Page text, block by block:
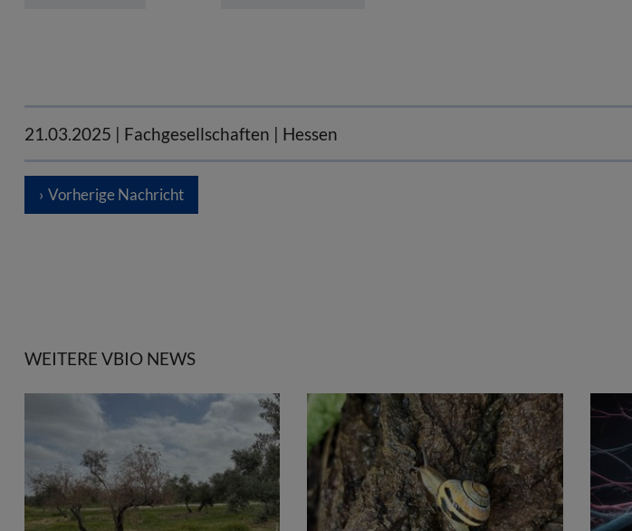
21.03.2025 | Fachgesellschaften | Hessen
Vorherige Nachricht
WEITERE VBIO NEWS